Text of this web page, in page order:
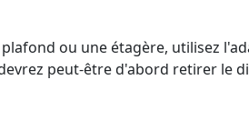
ou une étagère, utilisez
peut-être d'abord retirer le